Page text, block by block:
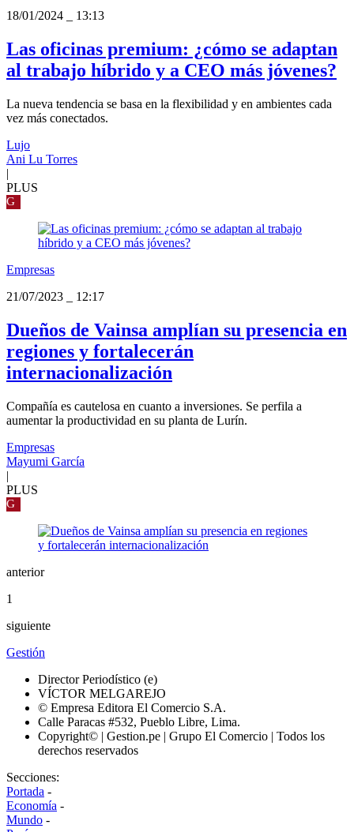
18/01/2024
13:13
Las oficinas premium: ¿cómo se adaptan
al trabajo híbrido y a CEO más jóvenes?
La nueva tendencia se basa en la flexibilidad y en ambientes cada
vez más conectados.
Lujo
Ani Lu Torres
|
PLUS
G
Empresas
21/07/2023
12:17
Dueños de Vainsa amplían su presencia en
regiones y fortalecerán
internacionalización
Compañía es cautelosa en cuanto a inversiones. Se perfila a
aumentar la productividad en su planta de Lurín.
Empresas
Mayumi García
|
PLUS
G
anterior
1
siguiente
Gestión
Director Periodístico (e)
VÍCTOR MELGAREJO
© Empresa Editora El Comercio S.A.
Calle Paracas #532, Pueblo Libre, Lima.
Copyright© | Gestion.pe | Grupo El Comercio | Todos los
derechos reservados
Secciones:
Portada -
Economía -
Mundo -